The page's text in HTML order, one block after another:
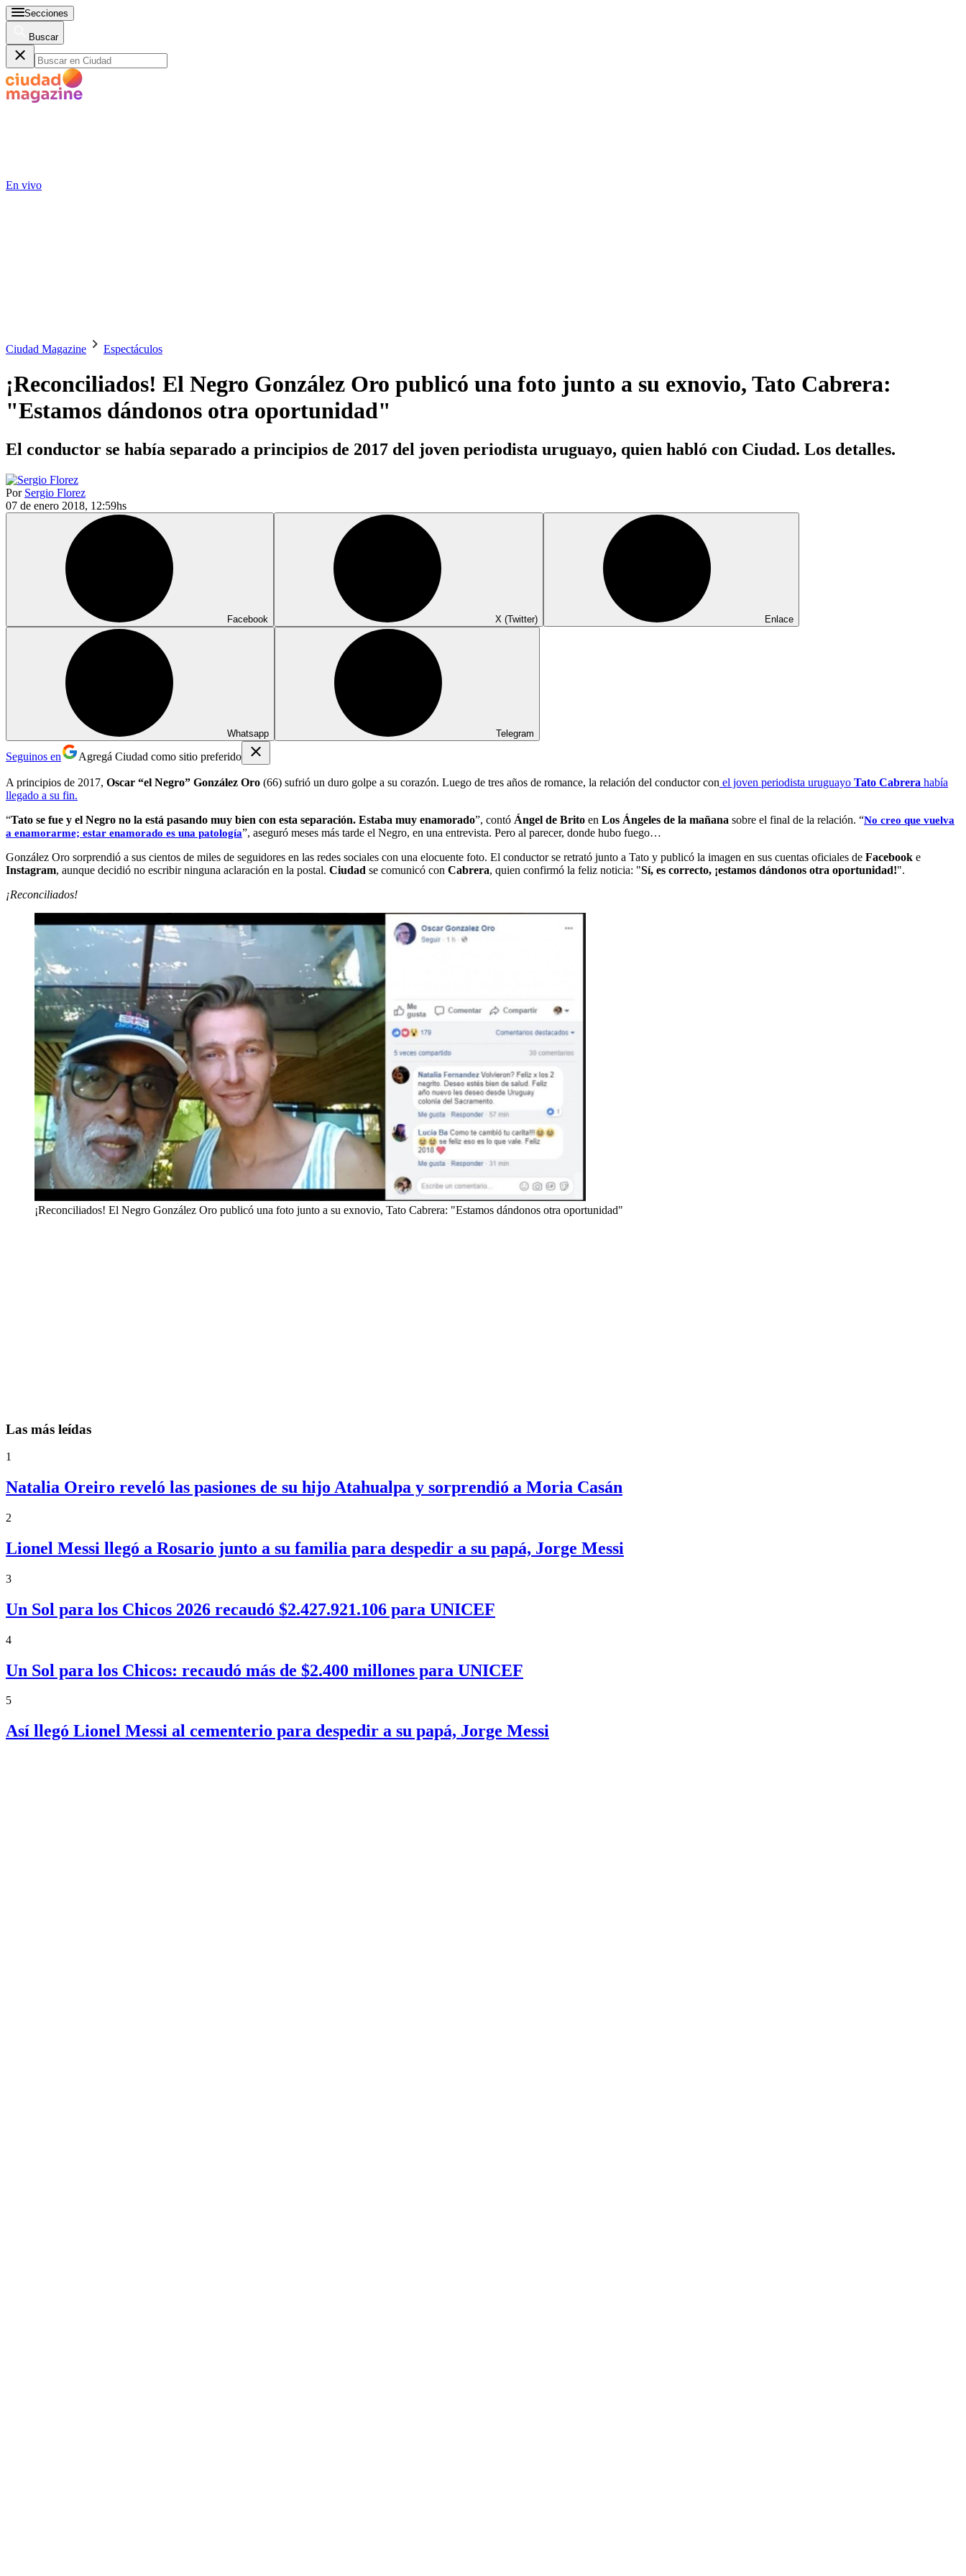
Secciones
Buscar
En vivo
Ciudad Magazine Espectáculos
¡Reconciliados! El Negro González Oro publicó una foto junto a su exnovio, Tato Cabrera:
"Estamos dándonos otra oportunidad"
El conductor se había separado a principios de 2017 del joven periodista uruguayo, quien habló con Ciudad. Los detalles.
Por Sergio Florez
07 de enero 2018, 12:59hs
Facebook X (Twitter) Enlace
Whatsapp Telegram
Seguinos en Agregá Ciudad como sitio preferido
A principios de 2017, Oscar “el Negro” González Oro (66) sufrió un duro golpe a su corazón. Luego de tres años de romance, la relación del conductor con el joven periodista uruguayo Tato Cabrera había
llegado a su fin.
“Tato se fue y el Negro no la está pasando muy bien con esta separación. Estaba muy enamorado”, contó Ángel de Brito en Los Ángeles de la mañana sobre el final de la relación. “No creo que vuelva
a enamorarme; estar enamorado es una patología”, aseguró meses más tarde el Negro, en una entrevista. Pero al parecer, donde hubo fuego…
González Oro sorprendió a sus cientos de miles de seguidores en las redes sociales con una elocuente foto. El conductor se retrató junto a Tato y publicó la imagen en sus cuentas oficiales de Facebook e
Instagram, aunque decidió no escribir ninguna aclaración en la postal. Ciudad se comunicó con Cabrera, quien confirmó la feliz noticia: "Sí, es correcto, ¡estamos dándonos otra oportunidad!".
¡Reconciliados!
¡Reconciliados! El Negro González Oro publicó una foto junto a su exnovio, Tato Cabrera: "Estamos dándonos otra oportunidad"
Las más leídas
1
Natalia Oreiro reveló las pasiones de su hijo Atahualpa y sorprendió a Moria Casán
2
Lionel Messi llegó a Rosario junto a su familia para despedir a su papá, Jorge Messi
3
Un Sol para los Chicos 2026 recaudó $2.427.921.106 para UNICEF
4
Un Sol para los Chicos: recaudó más de $2.400 millones para UNICEF
5
Así llegó Lionel Messi al cementerio para despedir a su papá, Jorge Messi